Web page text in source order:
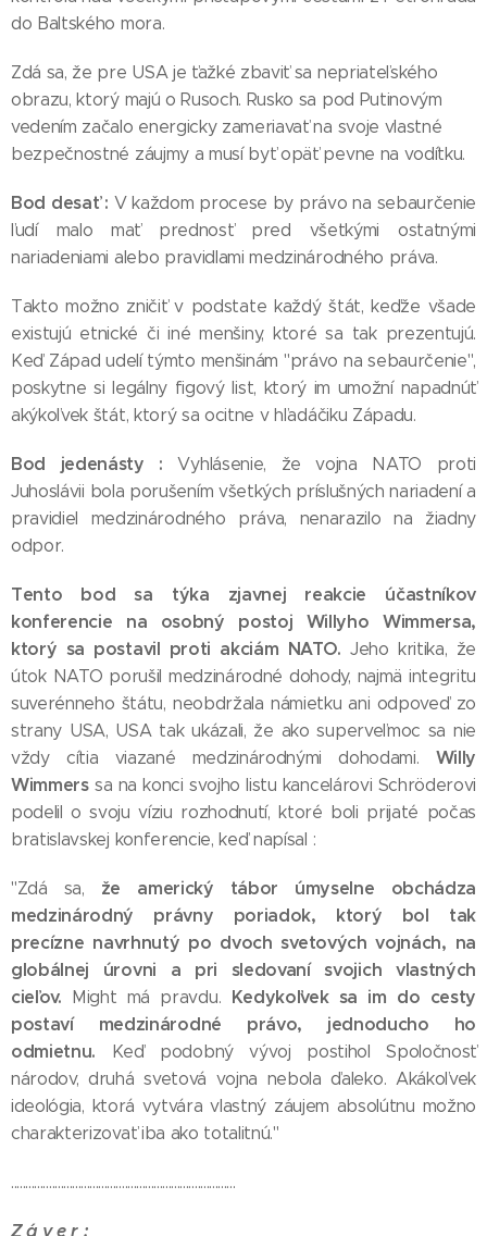
do Baltského mora.
Zdá sa, že pre USA je ťažké zbaviť sa nepriateľského
obrazu, ktorý majú o Rusoch. Rusko sa pod Putinovým
vedením začalo energicky zameriavať na svoje vlastné
bezpečnostné záujmy a musí byť opäť pevne na vodítku.
Bod desať : V každom procese by právo na sebaurčenie
ľudí malo mať prednosť pred všetkými ostatnými
nariadeniami alebo pravidlami medzinárodného práva.
Takto možno zničiť v podstate každý štát, keďže všade
existujú etnické či iné menšiny, ktoré sa tak prezentujú.
Keď Západ udelí týmto menšinám "právo na sebaurčenie",
poskytne si legálny figový list, ktorý im umožní napadnúť
akýkoľvek štát, ktorý sa ocitne v hľadáčiku Západu.
Bod jedenásty : Vyhlásenie, že vojna NATO proti
Juhoslávii bola porušením všetkých príslušných nariadení a
pravidiel medzinárodného práva, nenarazilo na žiadny
odpor.
Tento bod sa týka zjavnej reakcie účastníkov
konferencie na osobný postoj Willyho Wimmersa,
ktorý sa postavil proti akciám NATO.Jeho kritika, že
útok NATO porušil medzinárodné dohody, najmä integritu
suverénneho štátu, neobdržala námietku ani odpoveď zo
strany USA, USA tak ukázali, že ako superveľmoc sa nie
vždy cítia viazané medzinárodnými dohodami. Willy
Wimmerssa na konci svojho listu kancelárovi Schröderovi
podelil o svoju víziu rozhodnutí, ktoré boli prijaté počas
bratislavskej konferencie, keď napísal :
"Zdá sa, že americký tábor úmyselne obchádza
medzinárodný právny poriadok, ktorý bol tak
precízne navrhnutý po dvoch svetových vojnách, na
globálnej úrovni a pri sledovaní svojich vlastných
cieľov. Might má pravdu. Kedykoľvek sa im do cesty
postaví medzinárodné právo, jednoducho ho
odmietnu. Keď podobný vývoj postihol Spoločnosť
národov, druhá svetová vojna nebola ďaleko. Akákoľvek
ideológia, ktorá vytvára vlastný záujem absolútnu možno
charakterizovať iba ako totalitnú."
.............................................................................
Z á v e r :